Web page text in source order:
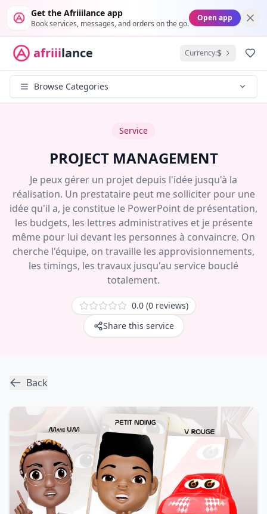
Get the Afriiilance app
Book services, messages, and orders on the go.
Open app
afriiilance Currency:$
Browse Categories
Service
PROJECT MANAGEMENT
Je peux gérer un projet depuis l'idée jusqu'à la
réalisation. Un prestataire peut me solliciter pour une
idée qu'il a, je constitue le PowerPoint de présentation,
les budgets, les lettres administratives et je présente
même pour lui devant les personnes à convaincre. On
cherche l'équipe, on travaille les approvisionnements,
les timings, les travaux jusqu'au service bouclé
totalement.
0.0 (0 reviews)
Share this service
Back